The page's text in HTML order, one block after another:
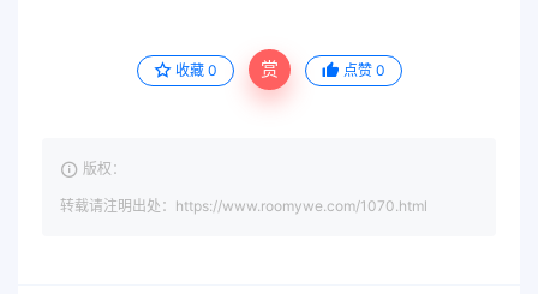
收藏 0 赏 点赞 0
版权：
转载请注明出处：https://www.roomywe.com/1070.html